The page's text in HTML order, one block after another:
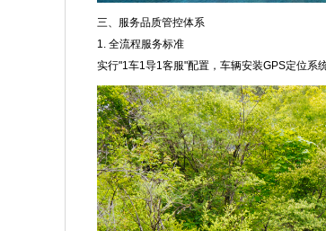
三、服务品质管控体系
1. 全流程服务标准
实行"1车1导1客服"配置，车辆安装GPS定位系